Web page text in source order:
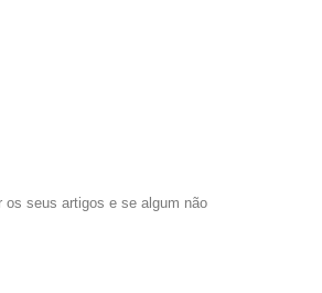
os seus artigos e se algum não